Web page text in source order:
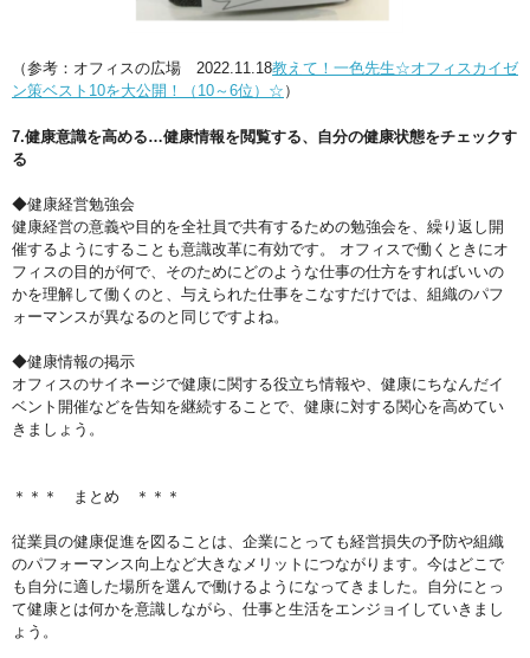
（参考：オフィスの広場 2022.11.18教えて！一色先生☆オフィスカイゼ
ン策ベスト10を大公開！（10～6位）☆ ）
7.健康意識を高める…健康情報を閲覧する、自分の健康状態をチェックす
る
◆健康経営勉強会
健康経営の意義や目的を全社員で共有するための勉強会を、繰り返し開
催するようにすることも意識改革に有効です。 オフィスで働くときにオ
フィスの目的が何で、そのためにどのような仕事の仕方をすればいいの
かを理解して働くのと、与えられた仕事をこなすだけでは、組織のパフ
ォーマンスが異なるのと同じですよね。
◆健康情報の掲示
オフィスのサイネージで健康に関する役立ち情報や、健康にちなんだイ
ベント開催などを告知を継続することで、健康に対する関心を高めてい
きましょう。
＊＊＊ まとめ ＊＊＊
従業員の健康促進を図ることは、企業にとっても経営損失の予防や組織
のパフォーマンス向上など大きなメリットにつながります。今はどこで
も自分に適した場所を選んで働けるようになってきました。自分にとっ
て健康とは何かを意識しながら、仕事と生活をエンジョイしていきまし
ょう。